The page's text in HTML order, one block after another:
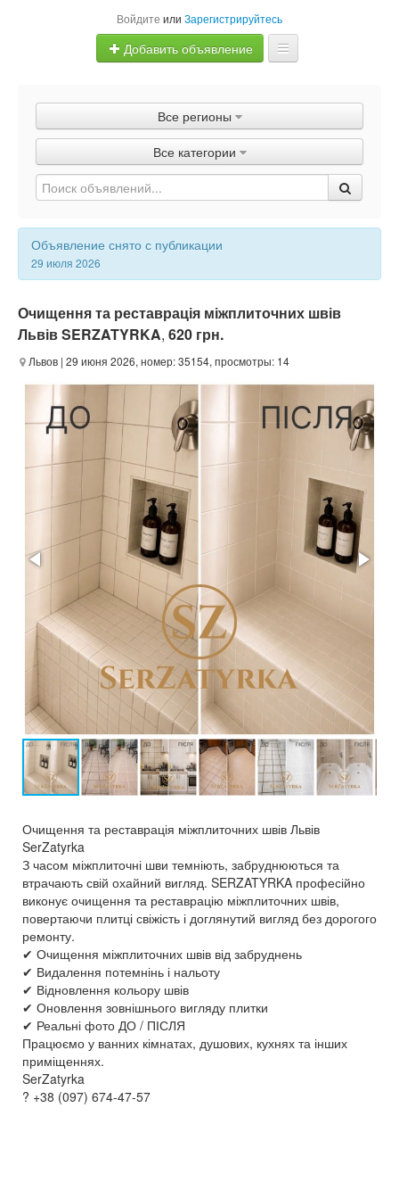
Войдите или Зарегистрируйтесь
Добавить объявление
Объявления
Быстрая продажа
Все регионы
Все категории
Объявление снято с публикации
29 июля 2026
Очищення та реставрація міжплиточних швів
Львів SERZATYRKA, 620 грн.
Львов | 29 июня 2026, номер: 35154, просмотры: 14
Очищення та реставрація міжплиточних швів Львів
SerZatyrka
З часом міжплиточні шви темніють, забруднюються та
втрачають свій охайний вигляд. SERZATYRKA професійно
виконує очищення та реставрацію міжплиточних швів,
повертаючи плитці свіжість і доглянутий вигляд без дорогого
ремонту.
✔ Очищення міжплиточних швів від забруднень
✔ Видалення потемнінь і нальоту
✔ Відновлення кольору швів
✔ Оновлення зовнішнього вигляду плитки
✔ Реальні фото ДО / ПІСЛЯ
Працюємо у ванних кімнатах, душових, кухнях та інших
приміщеннях.
SerZatyrka
? +38 (097) 674-47-57